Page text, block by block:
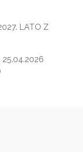
LATO Z